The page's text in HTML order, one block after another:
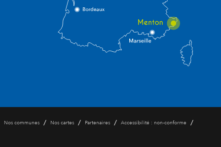
Nos communes / Nos cartes / Partenaires / Accessibilité : non-conforme /